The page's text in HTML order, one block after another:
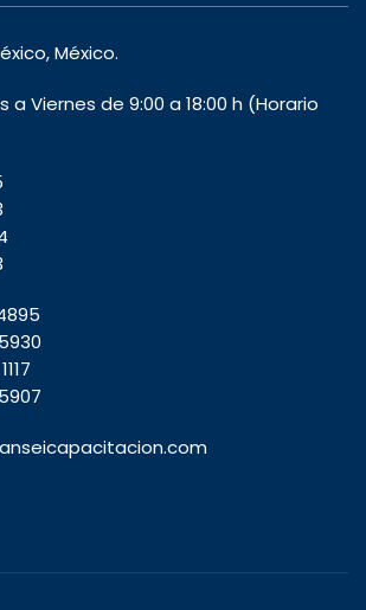
México.
a Viernes de 9:00 a 18:00 h (Horario